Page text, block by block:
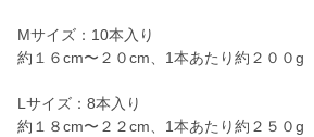
Mサイズ：10本入り
約１６cm〜２０cm、1本あたり約２００g
Lサイズ：8本入り
約１８cm〜２２cm、1本あたり約２５０g